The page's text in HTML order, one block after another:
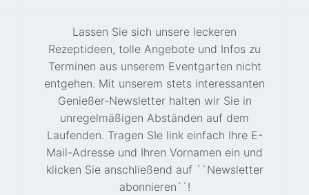
Lassen Sie sich unsere leckeren
Rezeptideen, tolle Angebote und Infos zu
Terminen aus unserem Eventgarten nicht
entgehen. Mit unserem stets interessanten
Genießer-Newsletter halten wir Sie in
unregelmäßigen Abständen auf dem
Laufenden. Tragen SIe link einfach Ihre E-
Mail-Adresse und Ihren Vornamen ein und
klicken Sie anschließend auf ``Newsletter
abonnieren``!